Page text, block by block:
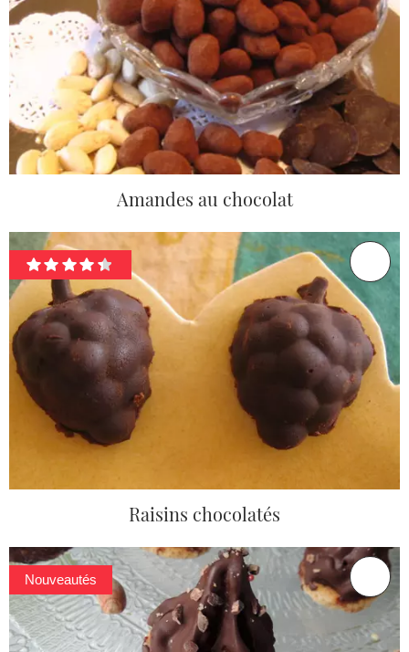
Amandes au chocolat
Raisins chocolatés
Nouveautés